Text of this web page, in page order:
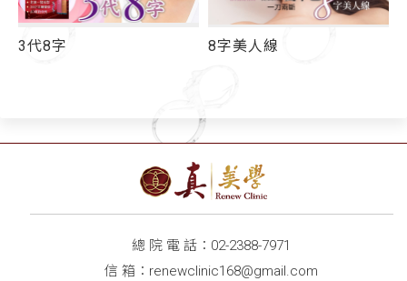
3代8字 8字美人線
總 院 電 話： 02-2388-7971
信 箱： renewclinic168@gmail.com